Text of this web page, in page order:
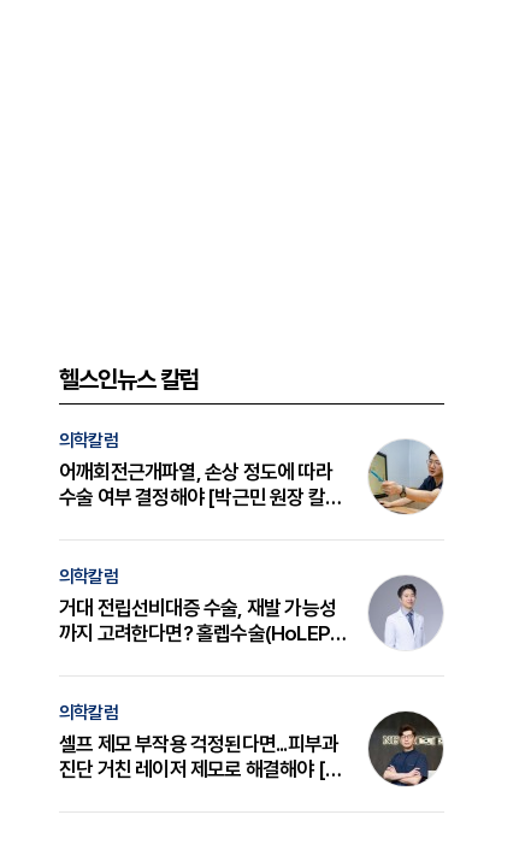
헬스인뉴스 칼럼
의학칼럼
어깨회전근개파열, 손상 정도에 따라
수술 여부 결정해야 [박근민 원장 칼
의학칼럼
거대 전립선비대증 수술, 재발 가능성
까지 고려한다면? 홀렙수술(HoLEP)
의학칼럼
셀프 제모 부작용 걱정된다면...피부과
진단 거친 레이저 제모로 해결해야 [변